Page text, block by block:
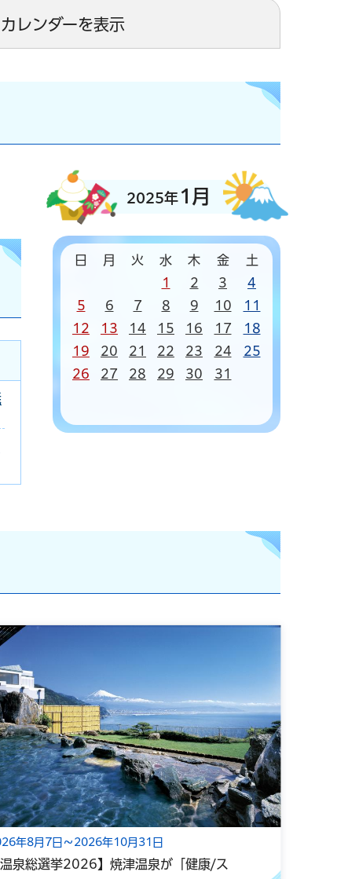
カレンダーを表示
2025年 1月
日 月 火 水 木 金
土
1
2 3
4
5
6 7 8 9 10
11
12
13 14 15 16 17
18
19
20 21 22 23 24
25
26
27 28 29 30 31
年8月7日～2026年10月31日
温泉総選挙2026】焼津温泉が「健康/ス